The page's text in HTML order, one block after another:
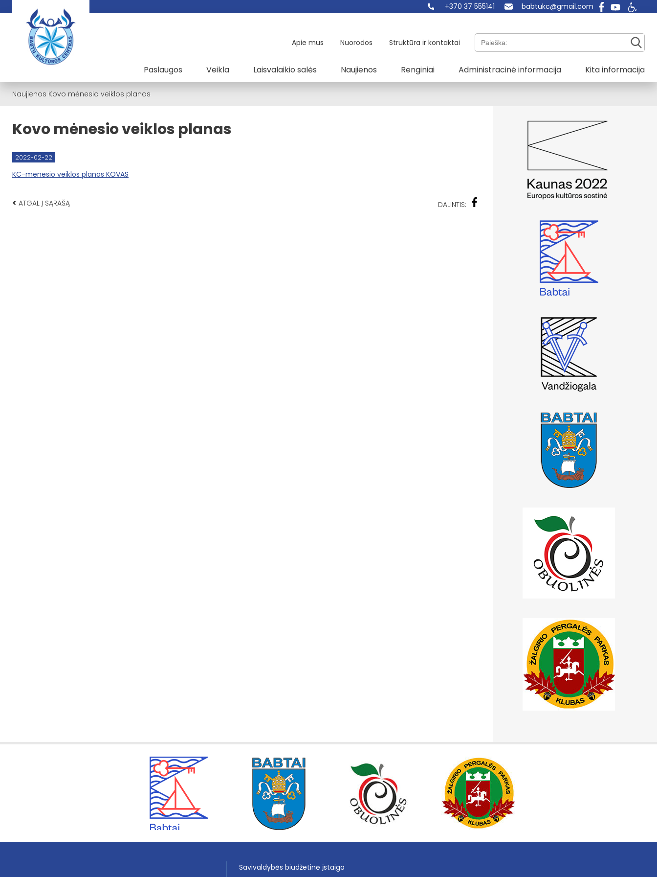
+370 37 555141 babtukc@gmail.com
Apie mus Nuorodos Struktūra ir kontaktai Paieška:
Paslaugos Veikla Laisvalaikio salės Naujienos Renginiai Administracinė informacija Kita informacija
Naujienos Kovo mėnesio veiklos planas
Kovo mėnesio veiklos planas
2022-02-22
KC-menesio veiklos planas KOVAS
< ATGAL Į SĄRAŠĄ DALINTIS:
Savivaldybės biudžetinė įstaiga